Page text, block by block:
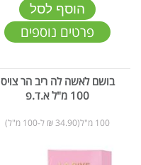
הוסף לסל
פרטים נוספים
בושם לאשה לה ריב הר צויס
100 מ"ל א.ד.פ
100 מ"ל(34.90 ₪ ל-100 מ"ל)